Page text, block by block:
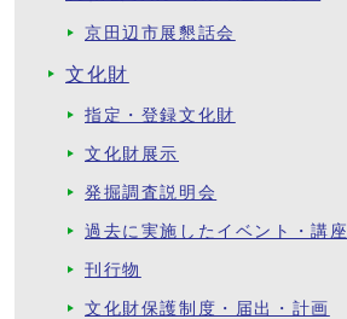
京田辺市展懇話会
文化財
指定・登録文化財
文化財展示
発掘調査説明会
過去に実施したイベント・講座
刊行物
文化財保護制度・届出・計画